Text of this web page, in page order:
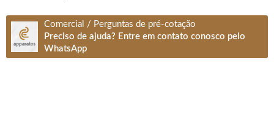
Comercial / Perguntas de pré-cotação
Preciso de ajuda? Entre em contato conosco pelo
WhatsApp